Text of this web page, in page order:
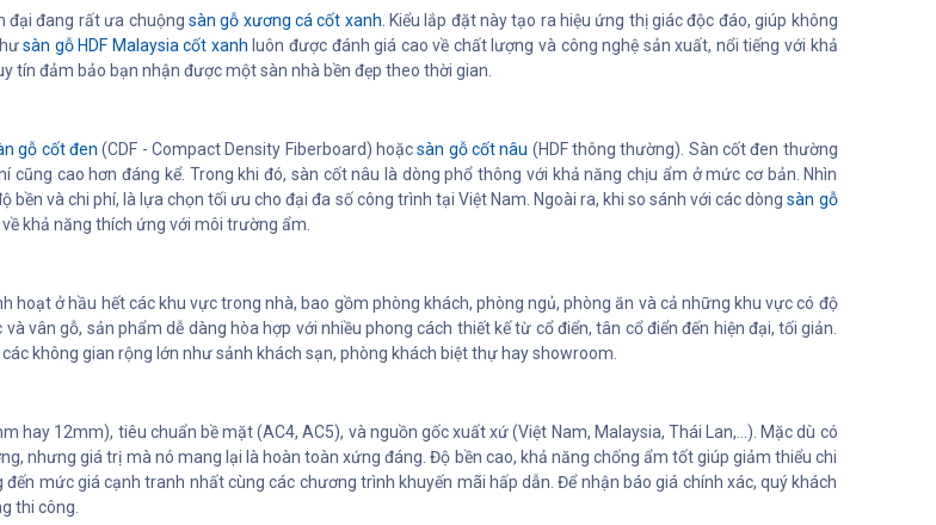
đại đang rất ưa chuộng sàn gỗ xương cá cốt xanh . Kiểu lắp đặt này tạo ra hiệu ứng thị giác độc đáo, giúp không
sàn gỗ HDF Malaysia cốt xanh luôn được đánh giá cao về chất lượng và công nghệ sản xuất, nổi tiếng với khả
tín đảm bảo bạn nhận được một sàn nhà bền đẹp theo thời gian.
gỗ cốt đen (CDF - Compact Density Fiberboard) hoặcsàn gỗ cốt nâu (HDF thông thường). Sàn cốt đen thường
cao hơn đáng kể. Trong khi đó, sàn cốt nâu là dòng phổ thông với khả năng chịu ẩm ở mức cơ bản. Nhìn
bền và chi phí, là lựa chọn tối ưu cho đại đa số công trình tại Việt Nam. Ngoài ra, khi so sánh với các dòngsàn gỗ
khả năng thích ứng với môi trường ẩm.
hoạt ở hầu hết các khu vực trong nhà, bao gồm phòng khách, phòng ngủ, phòng ăn và cả những khu vực có độ
vân gỗ, sản phẩm dễ dàng hòa hợp với nhiều phong cách thiết kế từ cổ điển, tân cổ điển đến hiện đại, tối giản.
không gian rộng lớn như sảnh khách sạn, phòng khách biệt thự hay showroom.
hay 12mm), tiêu chuẩn bề mặt (AC4, AC5), và nguồn gốc xuất xứ (Việt Nam, Malaysia, Thái Lan,...). Mặc dù có
nhưng giá trị mà nó mang lại là hoàn toàn xứng đáng. Độ bền cao, khả năng chống ẩm tốt giúp giảm thiểu chi
mức giá cạnh tranh nhất cùng các chương trình khuyến mãi hấp dẫn. Để nhận báo giá chính xác, quý khách
thi công.